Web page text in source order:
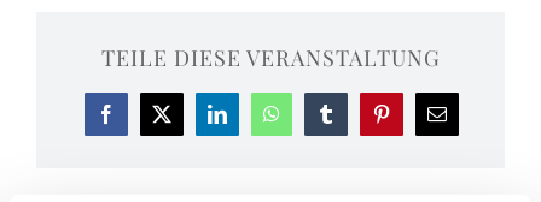
TEILE DIESE VERANSTALTUNG
Facebook
X LinkedInWhatsAppTumblrPinterest
E-
Mail